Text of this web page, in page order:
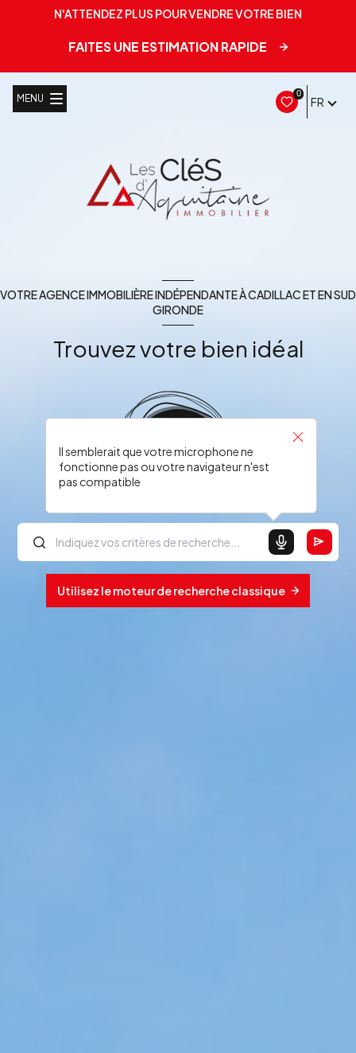
N'ATTENDEZ PLUS POUR VENDRE VOTRE BIEN
FAITES UNE ESTIMATION RAPIDE
0
FR
MENU
VOTRE AGENCE IMMOBILIÈRE INDÉPENDANTE À CADILLAC ET EN SUD
GIRONDE
Trouvez votre bien idéal
Il semblerait que votre microphone ne
fonctionne pas ou votre navigateur n'est
pas compatible
Utilisez le moteur de recherche classique